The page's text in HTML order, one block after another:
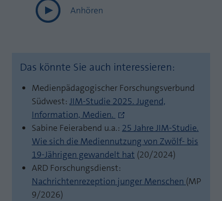
Anhören
Das könnte Sie auch interessieren:
Medienpädagogischer Forschungsverbund
Südwest: JIM-Studie 2025. Jugend,
Information, Medien.
Sabine Feierabend u.a.: 25 Jahre JIM-Studie.
Wie sich die Mediennutzung von Zwölf- bis
19-Jährigen gewandelt hat (20/2024)
ARD Forschungsdienst:
Nachrichtenrezeption junger Menschen (MP
9/2026)